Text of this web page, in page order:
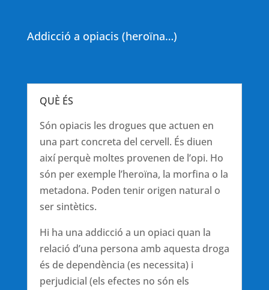
Addicció a opiacis (heroïna…)
QUÈ ÉS
Són opiacis les drogues que actuen en
una part concreta del cervell. És diuen
així perquè moltes provenen de l’opi. Ho
són per exemple l’heroïna, la morfina o la
metadona. Poden tenir origen natural o
ser sintètics.
Hi ha una addicció a un opiaci quan la
relació d’una persona amb aquesta droga
és de dependència (es necessita) i
perjudicial (els efectes no són els